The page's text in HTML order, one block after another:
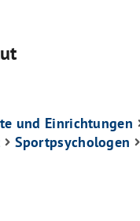
und Einrichtungen
Sportpsychologen